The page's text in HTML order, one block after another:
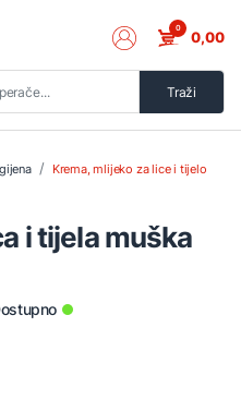
Traži
0 0,00
Krema, mlijeko za lice i tijelo
i tijela muška